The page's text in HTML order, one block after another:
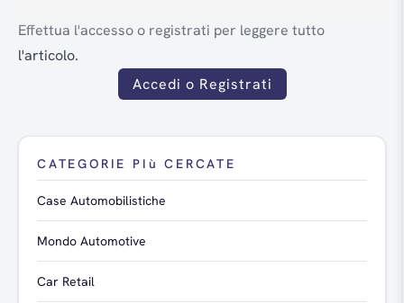
Effettua l'accesso o registrati per leggere tutto
l'articolo.
Accedi o Registrati
CATEGORIE PIù CERCATE
Case Automobilistiche
Mondo Automotive
Car Retail